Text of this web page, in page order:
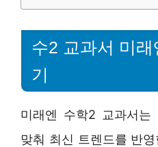
수2 교과서 미
기
미래엔 수학2 교과서
맞춰 최신 트렌드를 반